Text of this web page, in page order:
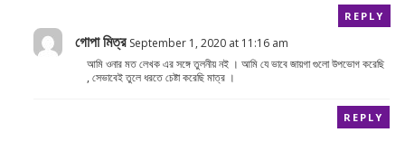
REPLY
গোপা মিত্র September 1, 2020 at 11:16 am
আমি ওনার মত লেখক এর সঙ্গে তুলনীয় নই । আমি যে ভাবে জায়গা গুলো উপভোগ করেছি
, সেভাবেই তুলে ধরতে চেষ্টা করেছি মাত্র ।
REPLY